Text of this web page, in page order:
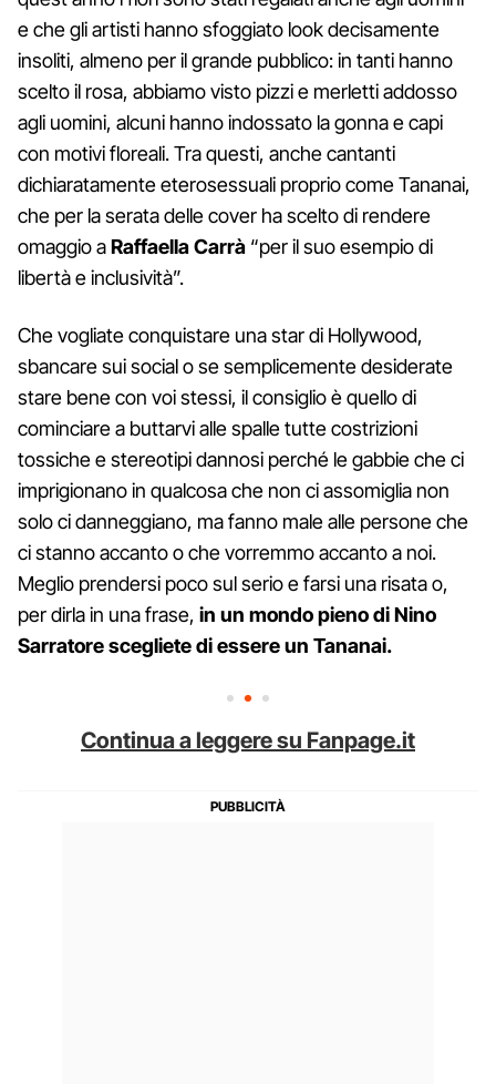
e che gli artisti hanno sfoggiato look decisamente
insoliti, almeno per il grande pubblico: in tanti hanno
scelto il rosa, abbiamo visto pizzi e merletti addosso
agli uomini, alcuni hanno indossato la gonna e capi
con motivi floreali. Tra questi, anche cantanti
dichiaratamente eterosessuali proprio come Tananai,
che per la serata delle cover ha scelto di rendere
omaggio aRaffaella Carrà “per il suo esempio di
libertà e inclusività”.
Che vogliate conquistare una star di Hollywood,
sbancare sui social o se semplicemente desiderate
stare bene con voi stessi, il consiglio è quello di
cominciare a buttarvi alle spalle tutte costrizioni
tossiche e stereotipi dannosi perché le gabbie che ci
imprigionano in qualcosa che non ci assomiglia non
solo ci danneggiano, ma fanno male alle persone che
ci stanno accanto o che vorremmo accanto a noi.
Meglio prendersi poco sul serio e farsi una risata o,
per dirla in una frase, in un mondo pieno di Nino
Sarratore scegliete di essere un Tananai.
Continua a leggere su Fanpage.it